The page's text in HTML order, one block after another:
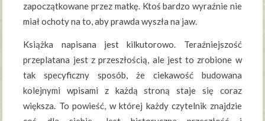
zapoczątkowane przez matkę. Ktoś bardzo wyraźnie nie
miał ochoty na to, aby prawda wyszła na jaw.
Książka napisana jest kilkutorowo. Teraźniejszość
przeplatana jest z przeszłością, ale jest to zrobione w
tak specyficzny sposób, że ciekawość budowana
kolejnymi wpisami z każdą stroną staje się coraz
większa. To powieść, w której każdy czytelnik znajdzie